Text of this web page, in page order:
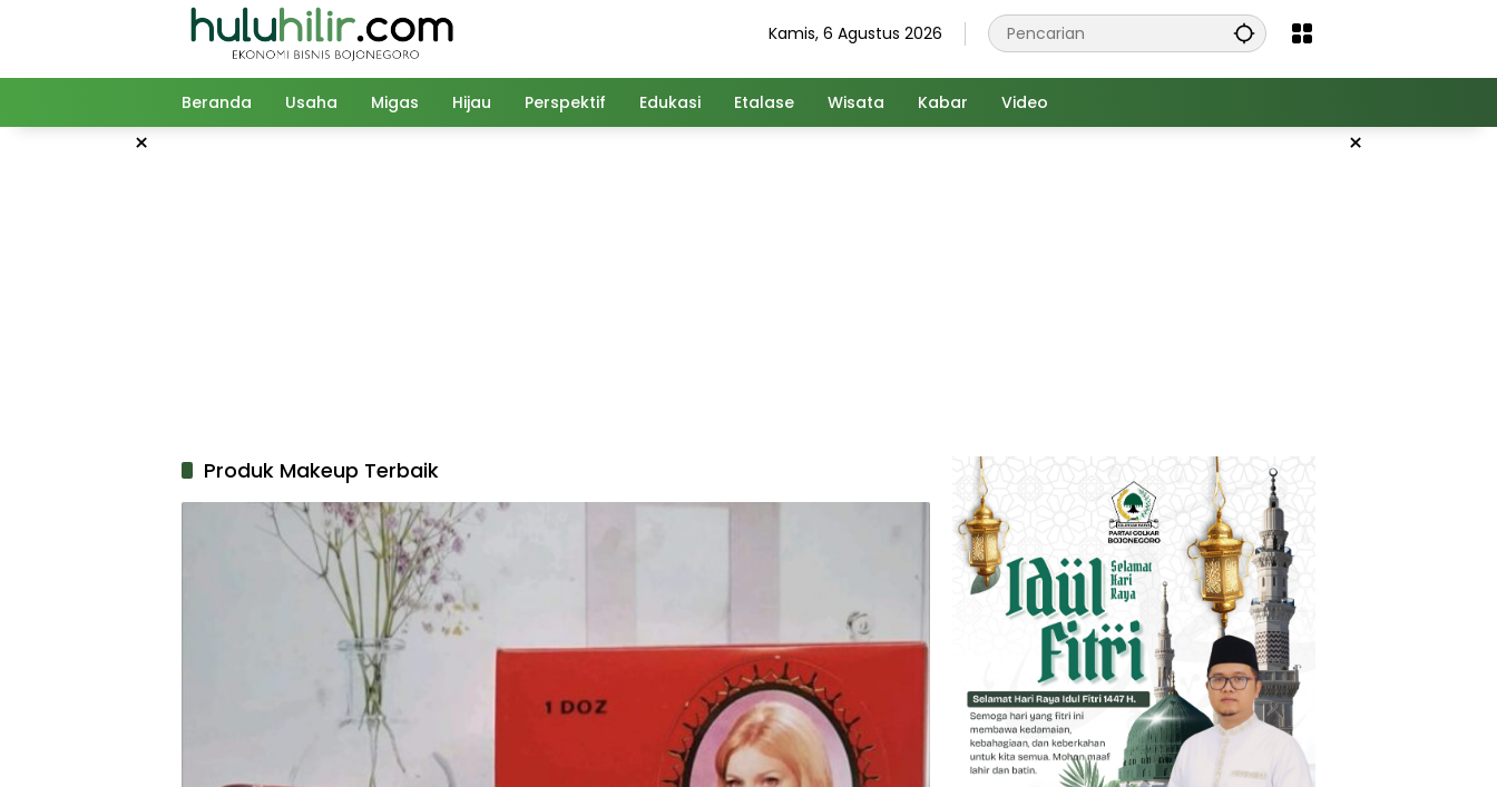
Kamis, 6 Agustus 2026
Beranda Usaha Migas Hijau Perspektif Edukasi Etalase Wisata Kabar Video
× ×
Produk Makeup Terbaik